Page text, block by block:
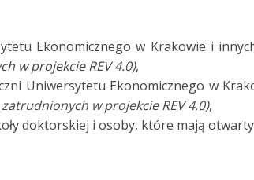
Ekonomicznego w Krakowie i
w projekcie REV 4.0),
Uniwersytetu Ekonomicznego w
w projekcie REV 4.0),
doktorskiej i osoby, które mają